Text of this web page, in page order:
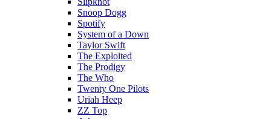
Snoop Dogg
Spotify
System of a Down
Taylor Swift
The Exploited
The Prodigy
The Who
Twenty One Pilots
Uriah Heep
ZZ Top